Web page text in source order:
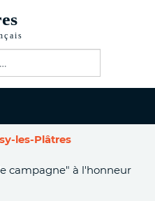
contenu
les-Plâtres
campagne" à l'honneur